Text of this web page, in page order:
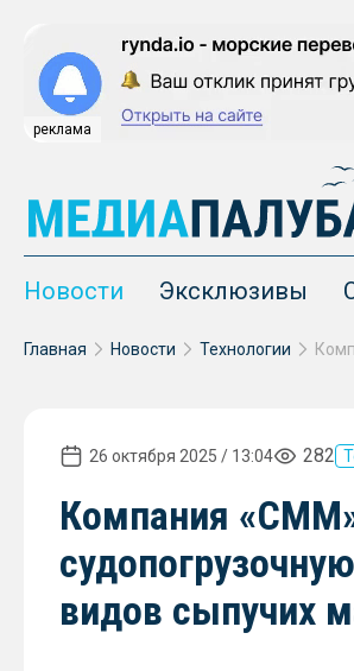
реклама
Новости Эксклюзивы
Главная Новости Технологии
26 октября 2025 / 13:04 282
Компания
видов сыпучих